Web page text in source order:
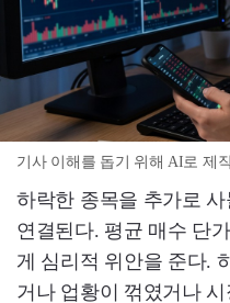
기사 이해를 돕기 위해 AI로 제
하락한 종목을 추가로
연결된다. 평균 매수 단
게 심리적 위안을 준다.
거나 업황이 꺾였거나